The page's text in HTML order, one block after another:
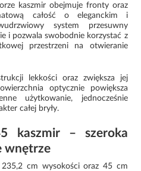
kaszmir obejmuje fronty oraz
całość o eleganckim i
system przesuwny
i pozwala swobodnie korzystać z
przestrzeni na otwieranie
lekkości oraz zwiększa jej
optycznie powiększa
użytkowanie, jednocześnie
całej bryły.
kaszmir – szeroka
wnętrze
cm wysokości oraz 45 cm